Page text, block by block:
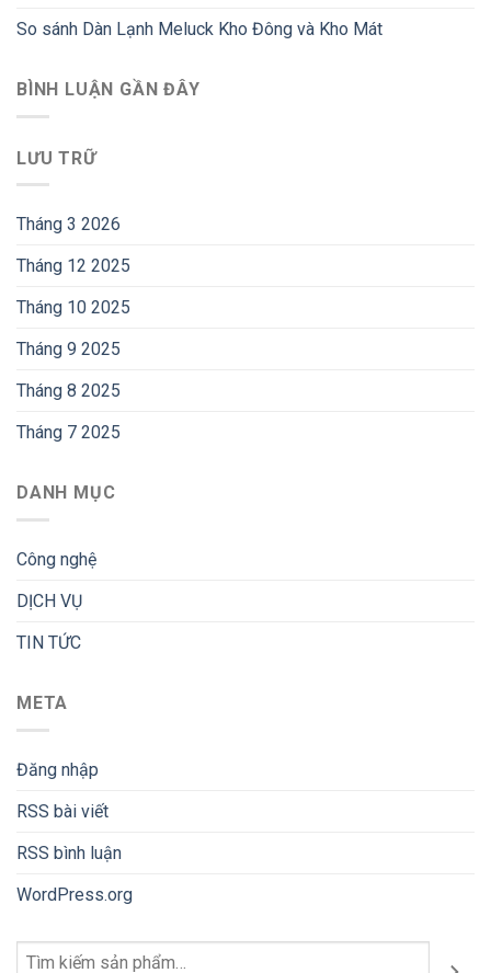
So sánh Dàn Lạnh Meluck Kho Đông và Kho Mát
BÌNH LUẬN GẦN ĐÂY
LƯU TRỮ
Tháng 3 2026
Tháng 12 2025
Tháng 10 2025
Tháng 9 2025
Tháng 8 2025
Tháng 7 2025
DANH MỤC
Công nghệ
DỊCH VỤ
TIN TỨC
META
Đăng nhập
RSS bài viết
RSS bình luận
WordPress.org
Tìm